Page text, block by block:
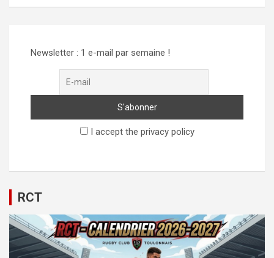
Newsletter : 1 e-mail par semaine !
I accept the privacy policy
RCT